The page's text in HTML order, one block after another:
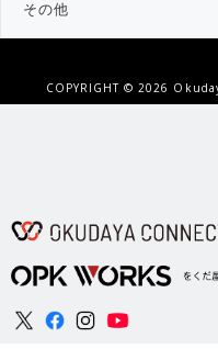
その他
COPYRIGHT ©2026